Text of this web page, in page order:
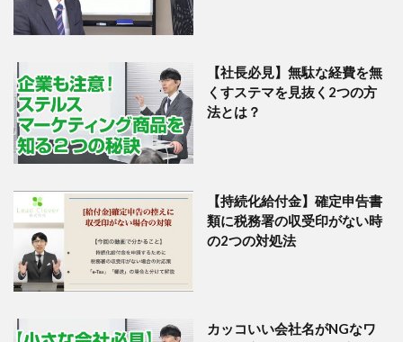
【社長必見】無駄な経費を無
くすステマを見抜く2つの方
法とは？
【持続化給付金】確定申告書
類に税務署の収受印がない時
の2つの対処法
カッコいい会社名がNGなワ